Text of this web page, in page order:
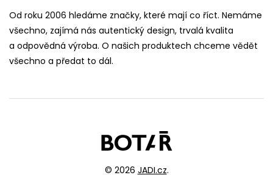
Od roku 2006 hledáme značky, které mají co říct. Nemáme
všechno, zajímá nás autentický design, trvalá kvalita
a odpovědná výroba. O našich produktech chceme vědět
všechno a předat to dál.
© 2026 JADI.cz.